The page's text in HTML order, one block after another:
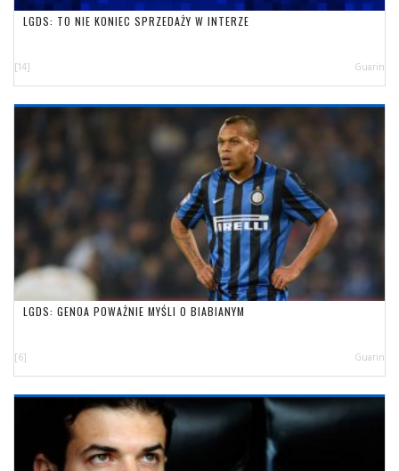
LGDS: TO NIE KONIEC SPRZEDAŻY W INTERZE
[14] Guarin
LGDS: GENOA POWAŻNIE MYŚLI O BIABIANYM
[6] Guarin